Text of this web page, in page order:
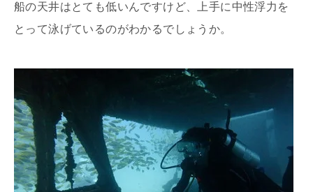
船の天井はとても低いんですけど、上手に中性浮力を
とって泳げているのがわかるでしょうか。